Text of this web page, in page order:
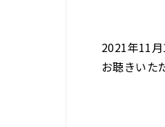
2021年11
お聴きいた